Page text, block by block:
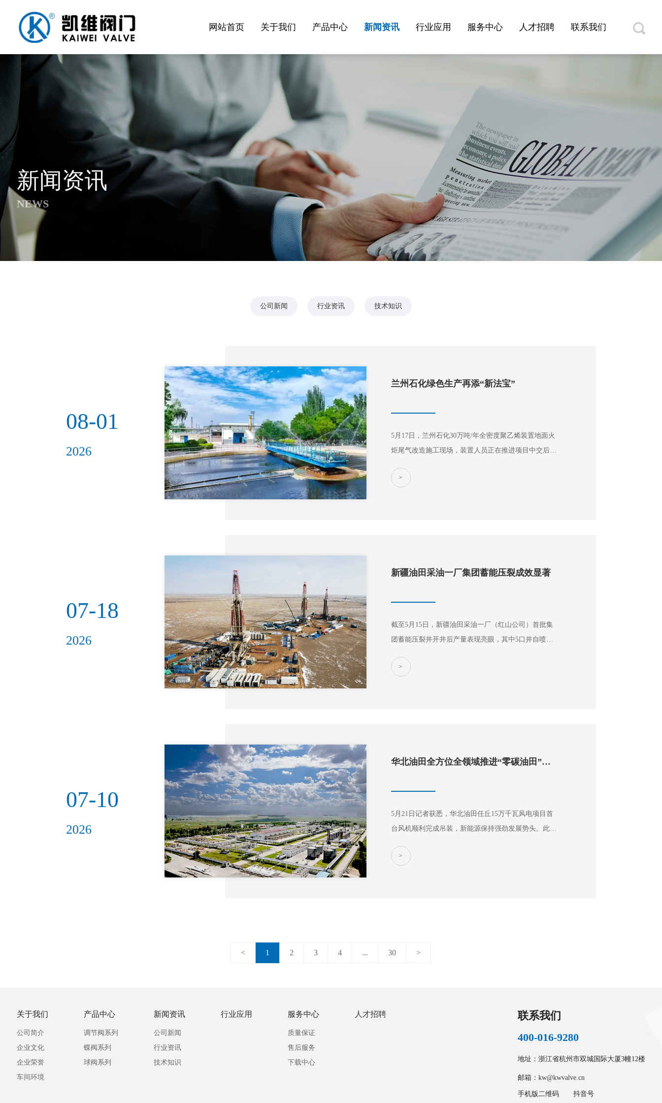
网站首页 关于我们 产品中心 新闻资讯 行业应用 服务中心 人才招聘 联系我们
新闻资讯
NEWS
公司新闻 行业资讯 技术知识
08-01
2026
兰州石化绿色生产再添“新法宝”
5月17日，兰州石化30万吨/年全密度聚乙烯装置地面火
炬尾气改造施工现场，装置人员正在推进项目中交后
化落实国家《空气质量持续改善行动计划》的重点环保
>
07-18
2026
新疆油田采油一厂集团蓄能压裂成效显著
截至5月15日，新疆油田采油一厂（红山公司）首批集
团蓄能压裂井开井后产量表现亮眼，其中5口井自喷生
吨。 采油一厂红60井区克上组油藏为受岩性控制的构
>
07-10
2026
华北油田全方位全领域推进“零碳油田”建设
5月21日记者获悉，华北油田任丘15万千瓦风电项目首
台风机顺利完成吊装，新能源保持强劲发展势头。此
产业、新兴产业协同发力，持续夯实东部老油田能源保
>
< 1 2 3 4 ... 30 >
关于我们
公司简介
企业文化
企业荣誉
车间环境
产品中心
调节阀系列
蝶阀系列
球阀系列
新闻资讯
公司新闻
行业资讯
技术知识
行业应用 服务中心
质量保证
售后服务
下载中心
人才招聘
联系我们
400-016-9280
地址：浙江省杭州市双城国际大厦3幢12楼
邮箱：kw@kwvalve.cn
手机版二维码 抖音号